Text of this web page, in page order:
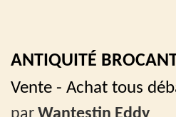
ANTIQUITÉ
Vente - Achat tous